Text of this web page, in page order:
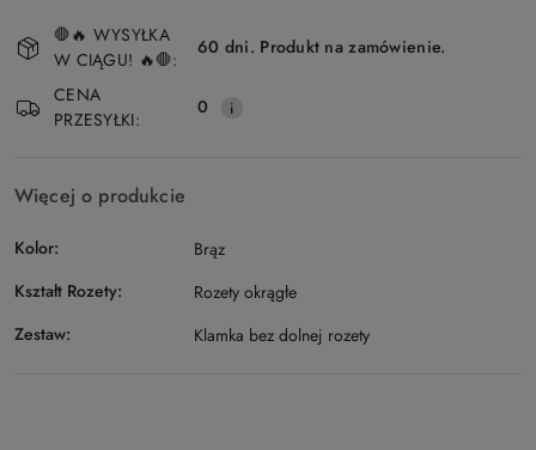
i
dostawa
🛑🔥 WYSYŁKA
W CIĄGU! 🔥🛑:
60 dni. Produkt na zamówienie.
CENA
PRZESYŁKI:
0
Więcej o produkcie
Kolor:
Brąz
Kształt Rozety:
Rozety okrągłe
Zestaw:
Klamka bez dolnej rozety